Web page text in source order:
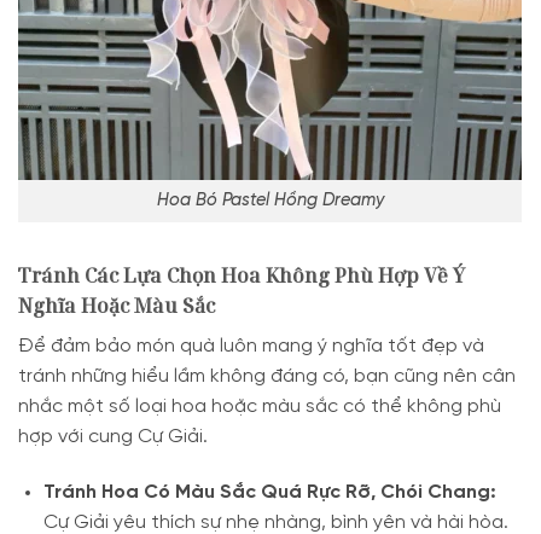
Hoa Bó Pastel Hồng Dreamy
Tránh Các Lựa Chọn Hoa Không Phù Hợp Về Ý
Nghĩa Hoặc Màu Sắc
Để đảm bảo món quà luôn mang ý nghĩa tốt đẹp và
tránh những hiểu lầm không đáng có, bạn cũng nên cân
nhắc một số loại hoa hoặc màu sắc có thể không phù
hợp với cung Cự Giải.
Tránh Hoa Có Màu Sắc Quá Rực Rỡ, Chói Chang:
Cự Giải yêu thích sự nhẹ nhàng, bình yên và hài hòa.